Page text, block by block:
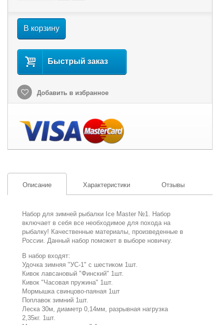
В корзину
Быстрый заказ
Добавить в избранное
Описание Характеристики Отзывы
Набор для зимней рыбалки Ice Master №1. Набор
включает в себя все необходимое для похода на
рыбалку! Качественные материалы, произведенные в
России. Данный набор поможет в выборе новичку.
В набор входят:
Удочка зимняя "УС-1" с шестиком 1шт.
Кивок лавсановый "Финский" 1шт.
Кивок "Часовая пружина" 1шт.
Мормышка свинцово-паяная 1шт
Поплавок зимний 1шт.
Леска 30м, диаметр 0,14мм, разрывная нагрузка
2,35кг. 1шт.